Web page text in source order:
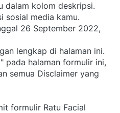
dalam kolom deskripsi.
sosial media kamu.
26 September 2022,
lengkap di halaman ini.
pada halaman formulir ini,
semua Disclaimer yang
formulir Ratu Facial